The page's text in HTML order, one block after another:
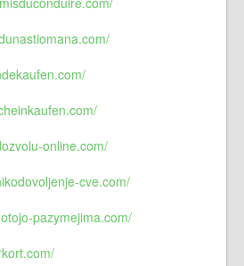
online.com/
cve.com/
pazymejima.com/